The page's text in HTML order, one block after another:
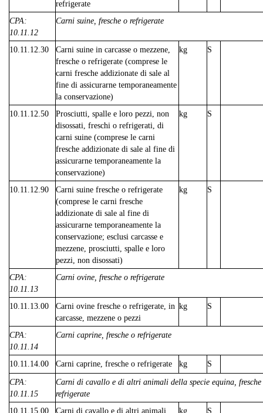
refrigerate
CPA:
10.11.12
Carni suine, fresche o refrigerate
10.11.12.30
Carni suine in carcasse o mezzene,
fresche o refrigerate (comprese le
carni fresche addizionate di sale al
fine di assicurarne temporaneamente
la conservazione)
kg S
10.11.12.50
Prosciutti, spalle e loro pezzi, non
disossati, freschi o refrigerati, di
carni suine (comprese le carni
fresche addizionate di sale al fine di
assicurarne temporaneamente la
conservazione)
kg S
10.11.12.90
Carni suine fresche o refrigerate
(comprese le carni fresche
addizionate di sale al fine di
assicurarne temporaneamente la
conservazione; esclusi carcasse e
mezzene, prosciutti, spalle e loro
pezzi, non disossati)
kg S
CPA:
10.11.13
Carni ovine, fresche o refrigerate
10.11.13.00
Carni ovine fresche o refrigerate, in
carcasse, mezzene o pezzi
kg S
CPA:
10.11.14
Carni caprine, fresche o refrigerate
10.11.14.00 Carni caprine, fresche o refrigerate kg
S
CPA:
10.11.15
Carni di cavallo e di altri animali della specie equina, fresche
refrigerate
10.11.15.00
Carni di cavallo e di altri animali
kg S